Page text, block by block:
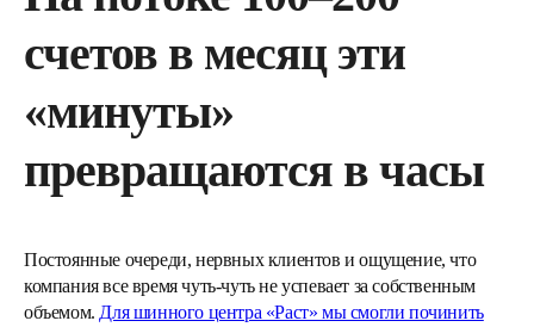
счетов в месяц эти
«минуты»
превращаются в часы
Постоянные очереди, нервных клиентов и ощущение, что
компания все время чуть-чуть не успевает за собственным
объемом. Для шинного центра «Раст» мы смогли починить